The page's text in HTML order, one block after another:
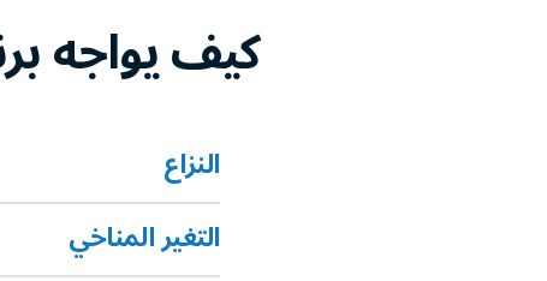
كيف يواجه
النزاع
التغير المناخي